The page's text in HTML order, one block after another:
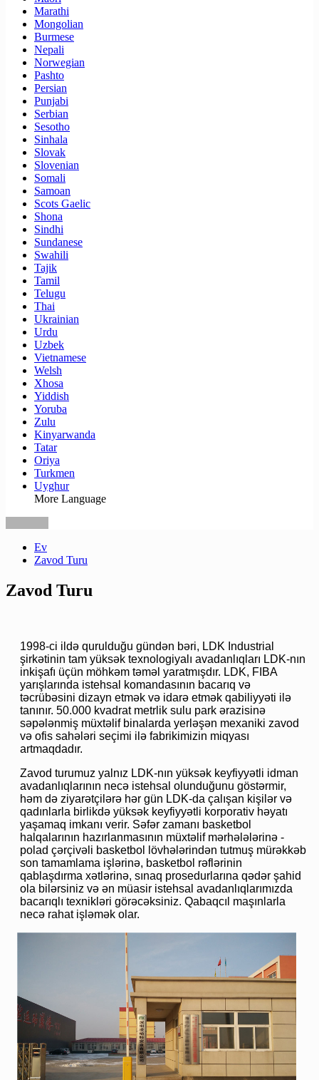
Marathi
Mongolian
Burmese
Nepali
Norwegian
Pashto
Persian
Punjabi
Serbian
Sesotho
Sinhala
Slovak
Slovenian
Somali
Samoan
Scots Gaelic
Shona
Sindhi
Sundanese
Swahili
Tajik
Tamil
Telugu
Thai
Ukrainian
Urdu
Uzbek
Vietnamese
Welsh
Xhosa
Yiddish
Yoruba
Zulu
Kinyarwanda
Tatar
Oriya
Turkmen
Uyghur
More Language
Ev
Zavod Turu
Zavod Turu
1998-ci ildə qurulduğu gündən bəri, LDK Industrial
şirkətinin tam yüksək texnologiyalı avadanlıqları LDK-nın
inkişafı üçün möhkəm təməl yaratmışdır. LDK, FIBA ​​
yarışlarında istehsal komandasının bacarıq və
təcrübəsini dizayn etmək və idarə etmək qabiliyyəti ilə
tanınır. 50.000 kvadrat metrlik sulu park ərazisinə
səpələnmiş müxtəlif binalarda yerləşən mexaniki zavod
və ofis sahələri seçimi ilə fabrikimizin miqyası
artmaqdadır.
Zavod turumuz yalnız LDK-nın yüksək keyfiyyətli idman
avadanlıqlarının necə istehsal olunduğunu göstərmir,
həm də ziyarətçilərə hər gün LDK-da çalışan kişilər və
qadınlarla birlikdə yüksək keyfiyyətli korporativ həyatı
yaşamaq imkanı verir. Səfər zamanı basketbol
halqalarının hazırlanmasının müxtəlif mərhələlərinə -
polad çərçivəli basketbol lövhələrindən tutmuş mürəkkəb
son tamamlama işlərinə, basketbol rəflərinin
qablaşdırma xətlərinə, sınaq prosedurlarına qədər şahid
ola bilərsiniz və ən müasir istehsal avadanlıqlarımızda
bacarıqlı texnikləri görəcəksiniz. Qabaqcıl maşınlarla
necə rahat işləmək olar.